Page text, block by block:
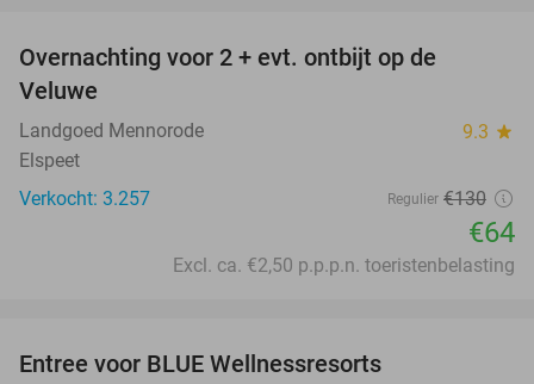
Overnachting voor 2 + evt. ontbijt op de
Veluwe
Landgoed Mennorode 9.3 star
Elspeet
Verkocht: 3.257
Regulier €130
€64
Excl. ca. €2,50 p.p.p.n. toeristenbelasting
Entree voor BLUE Wellnessresorts